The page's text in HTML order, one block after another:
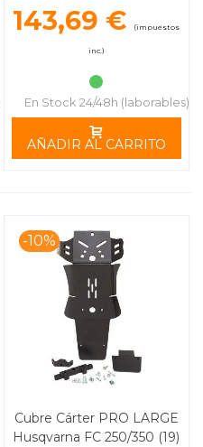
143,69 € (impuestos
inc.)
En Stock 24/48h (laborables)
AÑADIR AL CARRITO
-10%
Cubre Cárter PRO LARGE
Husqvarna FC 250/350 (19)